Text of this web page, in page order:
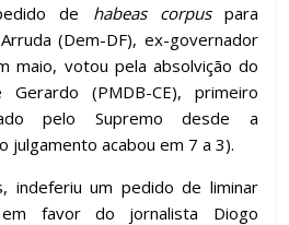
de habeas corpuspara
(Dem-DF), ex-governador
maio, votou pela absolvição do
(PMDB-CE), primeiro
pelo Supremo desde a
julgamento acabou em 7 a 3).
indeferiu um pedido de liminar
favor do jornalista Diogo